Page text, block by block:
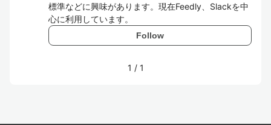
標準などに興味があります。現在Feedly、Slackを中
心に利用しています。
Follow
1 / 1